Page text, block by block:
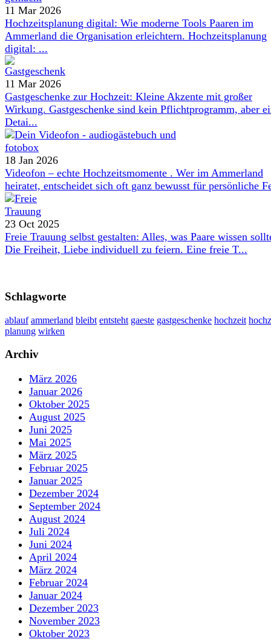
11 Mar 2026
Hochzeitsplanung digital: Wie moderne Tools Paaren im
Ammerland die Organisation erleichtern. Hochzeitsplanung
digital: ...
11 Mar 2026
Gastgeschenke zur Hochzeit: Kleine Akzente mit großer
Wirkung. Gastgeschenke sind kein Pflichtprogramm, aber
Detai...
18 Jan 2026
Videofon – echte Hochzeitsmomente . Wer im Ammerland
heiratet, entscheidet sich oft ganz bewusst für persönliche
23 Oct 2025
Freie Trauung selbst gestalten: Alles, was Paare wissen
Die Freiheit, Liebe individuell zu feiern. Eine freie T...
Schlagworte
ablauf ammerland bleibt entsteht gaeste gastgeschenke hochzeit
planung wirken
Archiv
März 2026
Januar 2026
Oktober 2025
August 2025
Juni 2025
Mai 2025
März 2025
Februar 2025
Januar 2025
Dezember 2024
September 2024
August 2024
Juli 2024
Juni 2024
April 2024
März 2024
Februar 2024
Januar 2024
Dezember 2023
November 2023
Oktober 2023